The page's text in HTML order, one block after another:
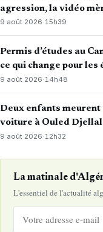
agression, la vidéo
9 août 2026·15h39
Permis d’études au
ce qui change pour
9 août 2026·14h48
Deux enfants meurent
voiture à Ouled
9 août 2026·12h32
La matinale
L'essentiel de l'actualité